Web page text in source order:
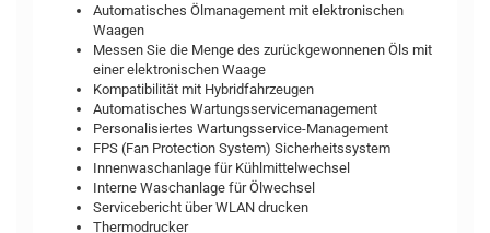
Automatisches Ölmanagement mit elektronischen
Waagen
Messen Sie die Menge des zurückgewonnenen Öls mit
einer elektronischen Waage
Kompatibilität mit Hybridfahrzeugen
Automatisches Wartungsservicemanagement
Personalisiertes Wartungsservice-Management
FPS (Fan Protection System) Sicherheitssystem
Innenwaschanlage für Kühlmittelwechsel
Interne Waschanlage für Ölwechsel
Servicebericht über WLAN drucken
Thermodrucker